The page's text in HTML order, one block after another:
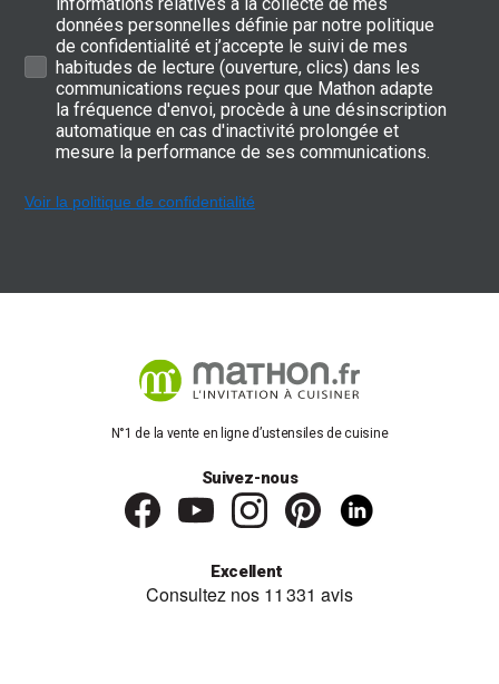
données personnelles définie par notre politique
de confidentialité et j’accepte le suivi de mes
habitudes de lecture (ouverture, clics) dans les
communications reçues pour que Mathon adapte
la fréquence d'envoi, procède à une désinscription
automatique en cas d'inactivité prolongée et
mesure la performance de ses communications.
Voir la politique de confidentialité
N°1 de la vente en ligne d’ustensiles de cuisine
Suivez-nous
Excellent